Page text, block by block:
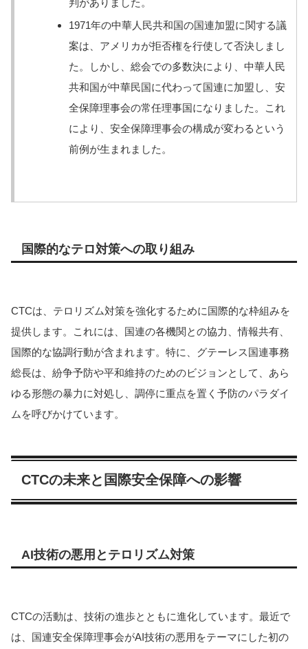
判がありました。
1971年の中華人民共和国の国連加盟に関する議
案は、アメリカが拒否権を行使して否決しまし
た。しかし、総会での多数決により、中華人民
共和国が中華民国に代わって国連に加盟し、安
全保障理事会の常任理事国になりました。これ
により、安全保障理事会の構成が変わるという
前例が生まれました。
国際的なテロ対策への取り組み
CTCは、テロリズム対策を強化するために国際的な枠組みを
提供します。これには、国連の各機関との協力、情報共有、
国際的な協調行動が含まれます。特に、グテーレス国連事務
総長は、紛争予防や平和維持のためのビジョンとして、あら
ゆる形態の暴力に対処し、調停に重点を置く予防のパラダイ
ムを呼びかけています。
CTCの未来と国際安全保障への影響
AI技術の悪用とテロリズム対策
CTCの活動は、技術の進歩とともに進化しています。最近で
は、国連安全保障理事会がAI技術の悪用をテーマにした初の